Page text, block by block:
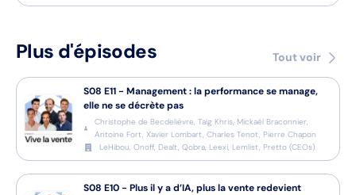
Plus d'épisodes Tout voir
S08 E11 - Management : la performance se manage,
elle ne se décrète pas
Christophe de Becdelièvre, Taïg Khris, Mickaël Braconnier,
Antoine Fort, Xavier Lombart, Charles Tenot, Pierre Chapon
LeHibou, Onoff, Dealt, Qobra, Leexi, Lemlist, Pretto (CEOs)
S08 E10 - Plus il y a d’IA, plus la vente redevient